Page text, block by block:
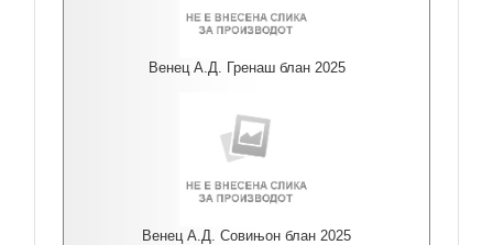
Венец А.Д. Гренаш блан 2025
Венец А.Д. Совињон блан 2025